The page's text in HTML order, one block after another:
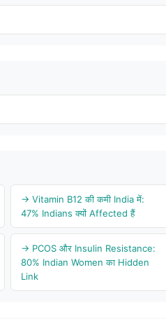
→ Vitamin B12 की कमी India में:
47% Indians क्यों Affected हैं
→ PCOS और Insulin Resistance:
80% Indian Women का Hidden
Link